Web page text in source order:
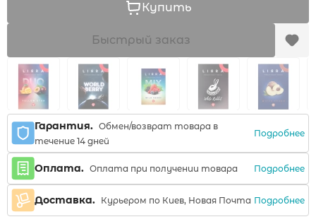
Купить
Быстрый заказ
Гарантия. Обмен/возврат товара в
течение 14 дней
Подробнее
Оплата. Оплата при получении товара Подробнее
Доставка. Курьером по Киев, Новая Почта Подробнее